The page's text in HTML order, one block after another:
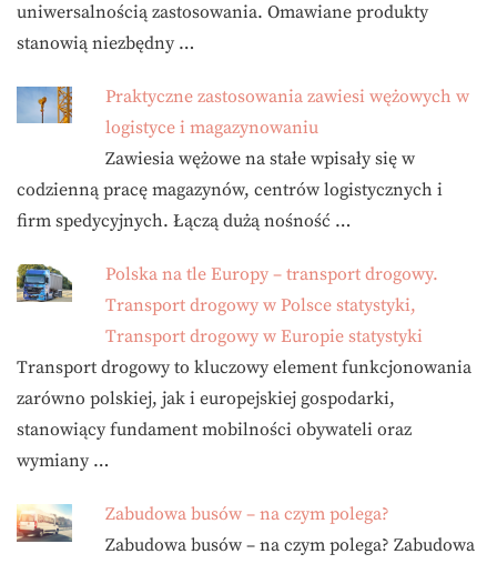
uniwersalnością zastosowania. Omawiane produkty
stanowią niezbędny …
Praktyczne zastosowania zawiesi wężowych w
logistyce i magazynowaniu
Zawiesia wężowe na stałe wpisały się w
codzienną pracę magazynów, centrów logistycznych i
firm spedycyjnych. Łączą dużą nośność …
Polska na tle Europy – transport drogowy.
Transport drogowy w Polsce statystyki,
Transport drogowy w Europie statystyki
Transport drogowy to kluczowy element funkcjonowania
zarówno polskiej, jak i europejskiej gospodarki,
stanowiący fundament mobilności obywateli oraz
wymiany …
Zabudowa busów – na czym polega?
Zabudowa busów – na czym polega? Zabudowa